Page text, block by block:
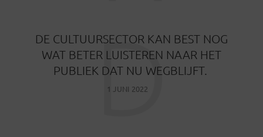
DE CULTUURSECTOR KAN BEST NOG
WAT BETER LUISTEREN NAAR HET
PUBLIEK DAT NU WEGBLIJFT.
1 JUNI 2022
D